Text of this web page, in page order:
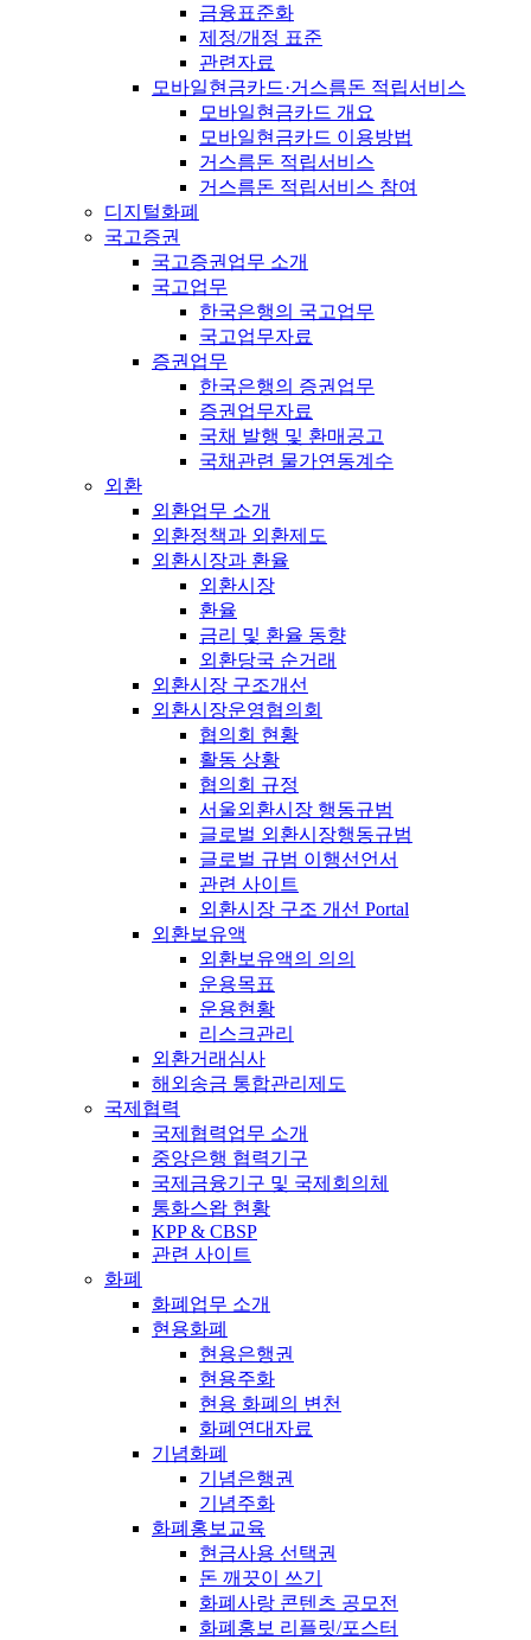
금융표준화
제정/개정 표준
관련자료
모바일현금카드·거스름돈 적립서비스
모바일현금카드 개요
모바일현금카드 이용방법
거스름돈 적립서비스
거스름돈 적립서비스 참여
디지털화폐
국고증권
국고증권업무 소개
국고업무
한국은행의 국고업무
국고업무자료
증권업무
한국은행의 증권업무
증권업무자료
국채 발행 및 환매공고
국채관련 물가연동계수
외환
외환업무 소개
외환정책과 외환제도
외환시장과 환율
외환시장
환율
금리 및 환율 동향
외환당국 순거래
외환시장 구조개선
외환시장운영협의회
협의회 현황
활동 상황
협의회 규정
서울외환시장 행동규범
글로벌 외환시장행동규범
글로벌 규범 이행선언서
관련 사이트
외환시장 구조 개선 Portal
외환보유액
외환보유액의 의의
운용목표
운용현황
리스크관리
외환거래심사
해외송금 통합관리제도
국제협력
국제협력업무 소개
중앙은행 협력기구
국제금융기구 및 국제회의체
통화스왑 현황
KPP & CBSP
관련 사이트
화폐
화폐업무 소개
현용화폐
현용은행권
현용주화
현용 화폐의 변천
화폐연대자료
기념화폐
기념은행권
기념주화
화폐홍보교육
현금사용 선택권
돈 깨끗이 쓰기
화폐사랑 콘텐츠 공모전
화폐홍보 리플릿/포스터